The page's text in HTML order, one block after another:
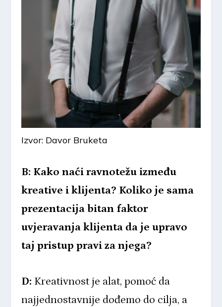
Izvor: Davor Bruketa
B: Kako naći ravnotežu između
kreative i klijenta? Koliko je sama
prezentacija bitan faktor
uvjeravanja klijenta da je upravo
taj pristup pravi za njega?
D: Kreativnost je alat, pomoć da
najjednostavnije dođemo do cilja, a